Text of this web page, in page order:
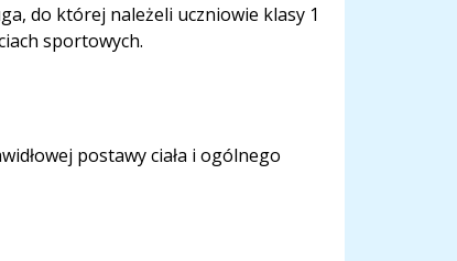
do której należeli uczniowie klasy 1
sportowych.
postawy ciała i ogólnego